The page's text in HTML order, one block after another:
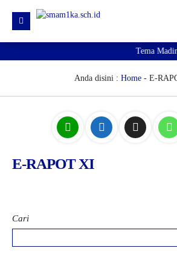
KURIKULUM
KESISWAAN
PENGUMUMAN KELULUSAN
Tema
Anda disini : Home- E-
E-RAPOT XI
Cari